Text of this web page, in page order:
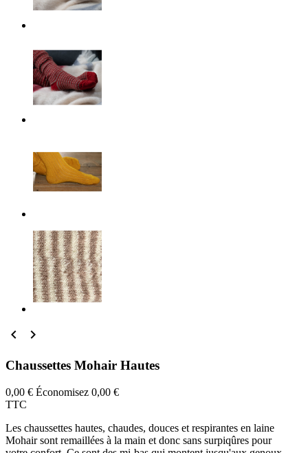
 
Chaussettes Mohair Hautes
0,00 € Économisez 0,00 €
TTC
Les chaussettes hautes, chaudes, douces et respirantes en laine
Mohair sont remaillées à la main et donc sans surpiqûres pour